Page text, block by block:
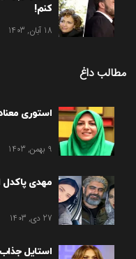
کنم!
18 آبان, 1403
مطالب داغ
استوری
9 بهمن, 1403
مهدی پاکدل
27 دی, 1403
استایل